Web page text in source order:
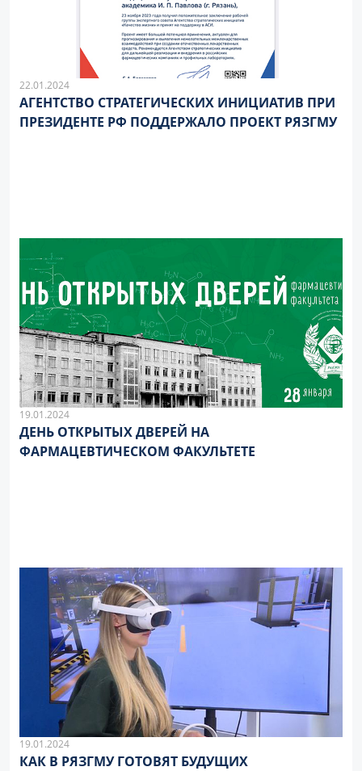
22.01.2024
АГЕНТСТВО СТРАТЕГИЧЕСКИХ ИНИЦИАТИВ ПРИ
ПРЕЗИДЕНТЕ РФ ПОДДЕРЖАЛО ПРОЕКТ РЯЗГМУ
19.01.2024
ДЕНЬ ОТКРЫТЫХ ДВЕРЕЙ НА
ФАРМАЦЕВТИЧЕСКОМ ФАКУЛЬТЕТЕ
19.01.2024
КАК В РЯЗГМУ ГОТОВЯТ БУДУЩИХ